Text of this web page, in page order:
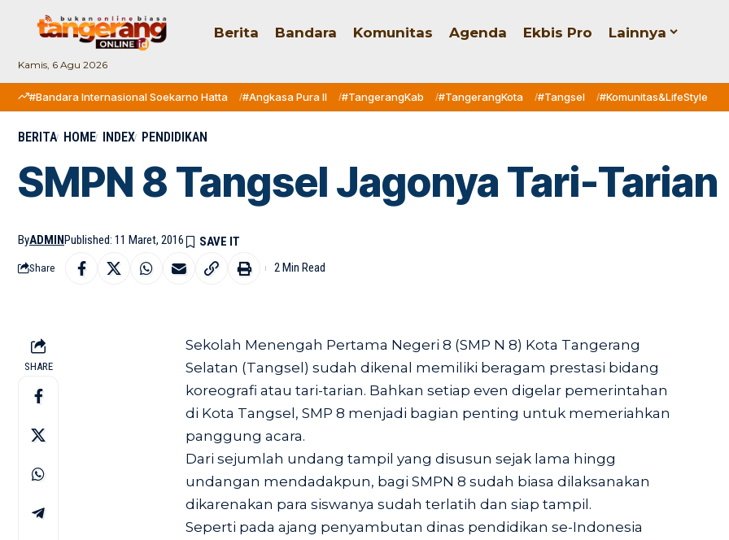
Kamis, 6 Agu 2026
Berita Bandara Komunitas Agenda Ekbis Pro Lainnya
#Bandara Internasional Soekarno Hatta #Angkasa Pura II #TangerangKab #TangerangKota #Tangsel #Komunitas&LifeStyle
BERITA HOME INDEX PENDIDIKAN
SMPN 8 Tangsel Jagonya Tari-Tarian
ByADMINPublished: 11 Maret, 2016
Share 2 Min Read
SHARE
Sekolah Menengah Pertama Negeri 8 (SMP N 8) Kota Tangerang
Selatan (Tangsel) sudah dikenal memiliki beragam prestasi bidang
koreografi atau tari-tarian. Bahkan setiap even digelar pemerintahan
di Kota Tangsel, SMP 8 menjadi bagian penting untuk memeriahkan
panggung acara.
Dari sejumlah undang tampil yang disusun sejak lama hingg
undangan mendadakpun, bagi SMPN 8 sudah biasa dilaksanakan
dikarenakan para siswanya sudah terlatih dan siap tampil.
Seperti pada ajang penyambutan dinas pendidikan se-Indonesia